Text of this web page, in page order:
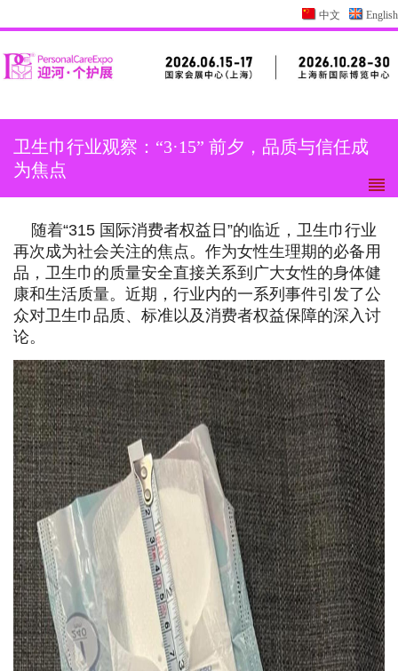
中文 English
卫生巾行业观察：“3·15” 前夕，品质与信任成
为焦点
随着“315 国际消费者权益日”的临近，卫生巾行业
再次成为社会关注的焦点。作为女性生理期的必备用
品，卫生巾的质量安全直接关系到广大女性的身体健
康和生活质量。近期，行业内的一系列事件引发了公
众对卫生巾品质、标准以及消费者权益保障的深入讨
论。